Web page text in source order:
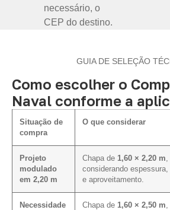
necessário, o
CEP do destino.
GUIA DE SELEÇÃO
Como escolher o
Naval conforme a
Situação de
compra
O que considerar
Projeto
modulado
em 2,20 m
Chapa de 1,60 × 2,20 m
considerando espessura,
e aproveitamento.
Necessidade
Chapa de 1,60 × 2,50 m